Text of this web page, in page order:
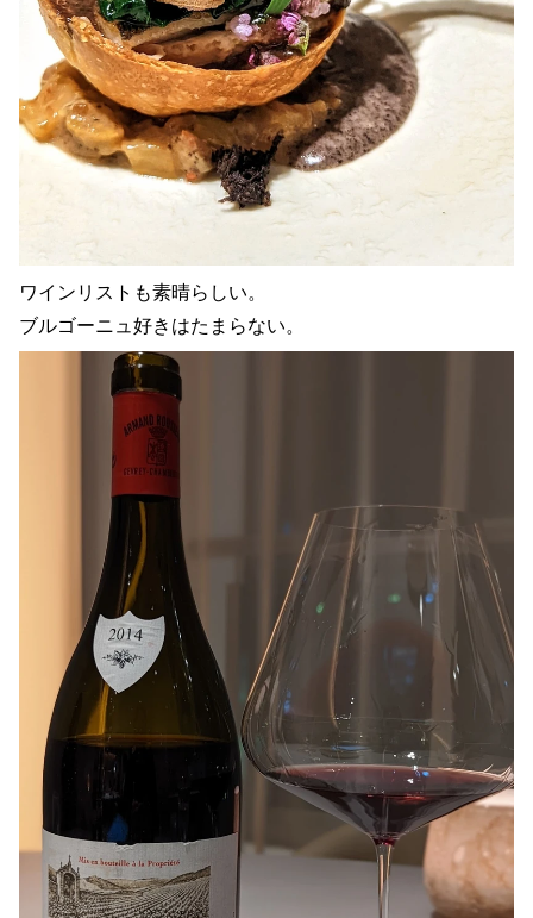
ワインリストも素晴らしい。
ブルゴーニュ好きはたまらない。